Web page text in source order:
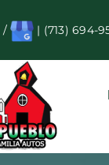
/ | (713) 694-